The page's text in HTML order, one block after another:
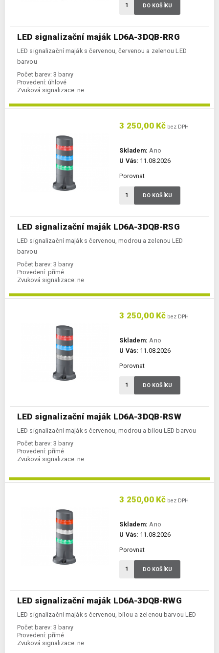
LED signalizační maják LD6A-3DQB-RRG
LED signalizační maják s červenou, červenou a zelenou LED
barvou
Počet barev: 3 barvy
Provedení: úhlové
Zvuková signalizace: ne
DO KOŠÍKU
LED signalizační maják LD6A-3DQB-RSG
LED signalizační maják s červenou, modrou a zelenou LED
barvou
Počet barev: 3 barvy
Provedení: přímé
Zvuková signalizace: ne
3 250,00 Kč bez DPH
Skladem: Ano
U Vás: 11.08.2026
Porovnat
DO KOŠÍKU
LED signalizační maják LD6A-3DQB-RSW
LED signalizační maják s červenou, modrou a bílou LED barvou
Počet barev: 3 barvy
Provedení: přímé
Zvuková signalizace: ne
3 250,00 Kč bez DPH
Skladem: Ano
U Vás: 11.08.2026
Porovnat
DO KOŠÍKU
LED signalizační maják LD6A-3DQB-RWG
LED signalizační maják s červenou, bílou a zelenou barvou LED
Počet barev: 3 barvy
Provedení: přímé
Zvuková signalizace: ne
3 250,00 Kč bez DPH
Skladem: Ano
U Vás: 11.08.2026
Porovnat
DO KOŠÍKU